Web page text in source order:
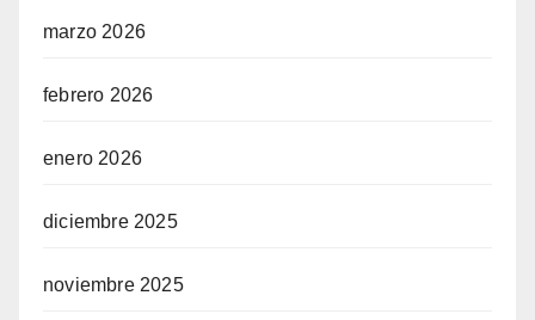
marzo 2026
febrero 2026
enero 2026
diciembre 2025
noviembre 2025